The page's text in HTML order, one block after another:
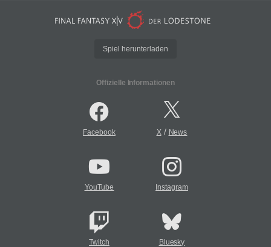
Spiel herunterladen
Offizielle Informationen
Facebook X/ News
YouTube Instagram
Twitch Bluesky